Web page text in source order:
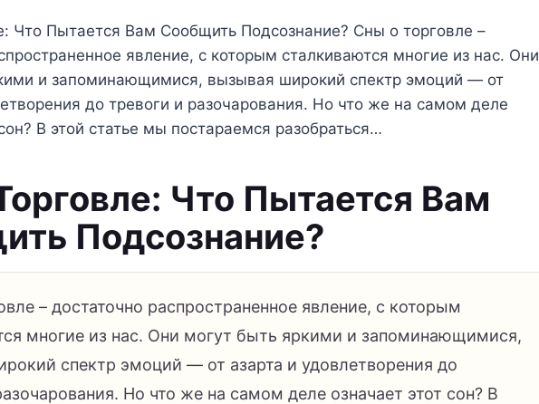
Что Пытается Вам Сообщить Подсознание? Сны о торговле –
явление, с которым сталкиваются многие из нас. Они
и запоминающимися, вызывая широкий спектр эмоций — от
до тревоги и разочарования. Но что же на самом деле
В этой статье мы постараемся разобраться…
Что Пытается Вам
Подсознание?
– достаточно распространенное явление, с которым
многие из нас. Они могут быть яркими и запоминающимися,
спектр эмоций — от азарта и удовлетворения до
Но что же на самом деле означает этот сон? В